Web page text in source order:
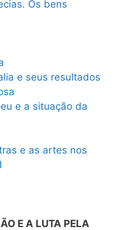
Os bens
e seus resultados
e a situação da
e as artes nos
E A LUTA PELA